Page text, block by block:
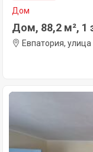
Дом
Дом, 88,2 м², 1
Евпатория,